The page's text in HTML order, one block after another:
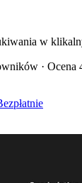
w
· Ocena